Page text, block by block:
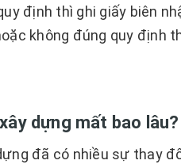
định thì ghi giấy biên
không đúng quy định
dựng mất bao lâu?
đã có nhiều sự thay